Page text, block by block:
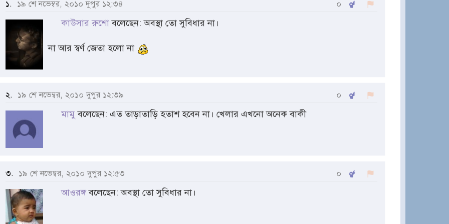
১. ১৯ শে নভেম্বর, ২০১০ দুপুর ১২:৩৪ ০
কাউসার রুশোবলেছেন: অবস্থা তো সুবিধার না।
না আর স্বর্ণ জেতা হলো না
২. ১৯ শে নভেম্বর, ২০১০ দুপুর ১২:৩৯ ০
মামু বলেছেন: এত তাড়াতাড়ি হতাশ হবেন না। খেলার এখনো অনেক বাকী
৩. ১৯ শে নভেম্বর, ২০১০ দুপুর ১২:৫৩ ০
আওরঙ্গবলেছেন: অবস্থা তো সুবিধার না।